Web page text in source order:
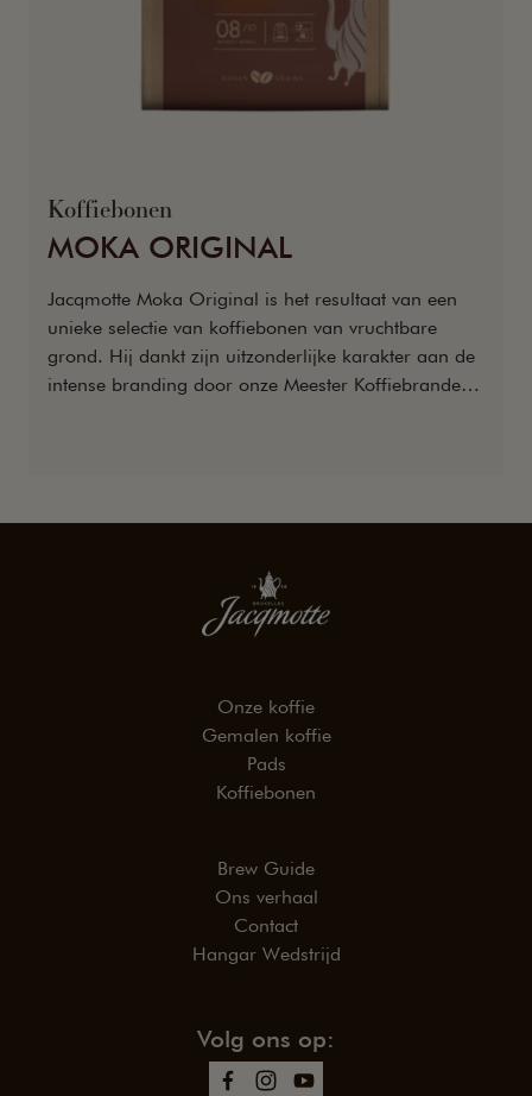
Koffiebonen
MOKA ORIGINAL
Jacqmotte Moka Original is het resultaat van een
unieke selectie van koffiebonen van vruchtbare
grond. Hij dankt zijn uitzonderlijke karakter aan de
intense branding door onze Meester Koffiebranders,
Onze koffie
Gemalen koffie
Pads
Koffiebonen
Brew Guide
Ons verhaal
Contact
Hangar Wedstrijd
Volg ons op: